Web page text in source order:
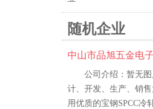
随机企业
中山市品旭五金电
公司介绍：暂无
计、开发、生产、销
用优质的宝钢SPCC冷